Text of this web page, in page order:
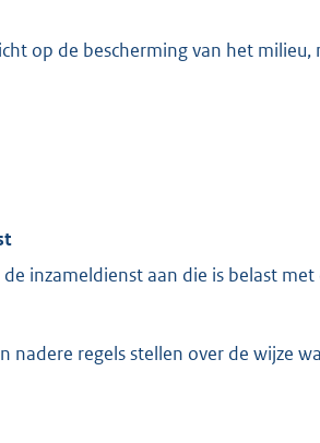
op de bescherming van het
inzameldienst aan die is belast
nadere regels stellen over de wijze